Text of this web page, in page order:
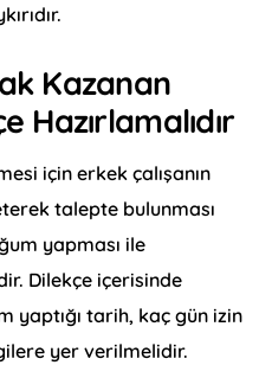
Kazanan
Hazırlamalıdır
için erkek çalışanın
talepte bulunması
yapması ile
Dilekçe içerisinde
yaptığı tarih, kaç gün izin
yer verilmelidir.